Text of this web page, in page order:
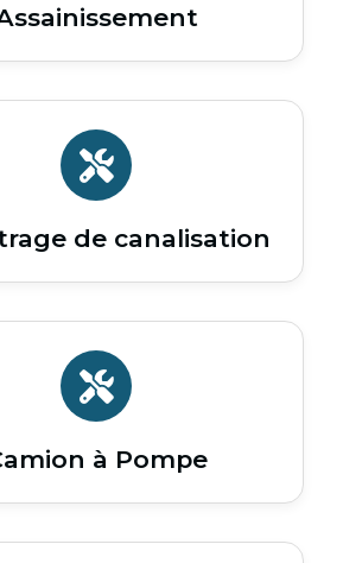
de canalisation
à Pompe